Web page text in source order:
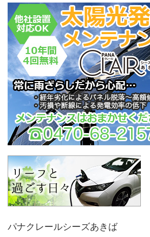
パナクレールシーズあきば